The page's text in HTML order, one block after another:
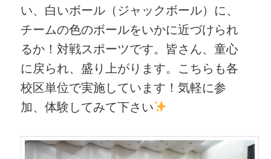
い、白いボール（ジャックボール）に、
チームの色のボールをいかに近づけられ
るか！対戦スポーツです。皆さん、童心
に戻られ、盛り上がります。こちらも各
校区単位で実施しています！気軽に参
加、体験してみて下さい